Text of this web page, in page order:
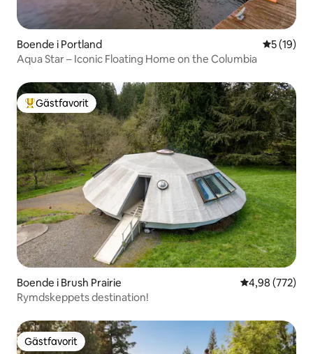
Boende i Portland 5 av 5 i
5 (19)
Aqua Star – Iconic Floating Home on the Columbia
Populär gästfavorit
Gästfavorit
Boende i Brush Prairie 4,98 av 5 i
4,98 (772)
Rymdskeppets destination!
Gästfavorit
Gästfavorit